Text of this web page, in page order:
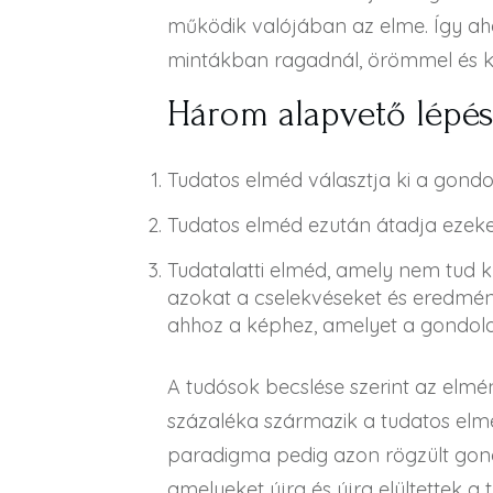
működik valójában az elme. Így
mintákban ragadnál, örömmel és
Három alapvető lépés
Tudatos elméd választja ki a
Tudatos elméd ezután átadja
Tudatalatti elméd, amely nem tud
azokat a cselekvéseket és
ahhoz a képhez, amelyet a
A tudósok becslése szerint az
százaléka származik a tudatos
paradigma pedig azon rögzült